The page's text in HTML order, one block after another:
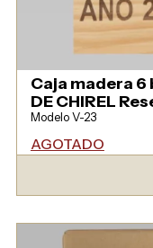
Caja madera 6
DE CHIREL
Modelo V-23
AGOTADO